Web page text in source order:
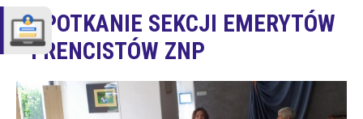
SPOTKANIE SEKCJI EMERYTÓW
I RENCISTÓW ZNP